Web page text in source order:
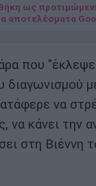
ως
αποτελέσματα
που
διαγωνισμού
να
κάνει την
στη Βιέννη